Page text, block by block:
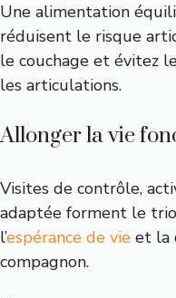
Une alimentation
réduisent le risque
le couchage et évitez
les articulations.
Allonger la vie
Visites de contrôle,
adaptée forment le
l’espérance de vie et la
compagnon.